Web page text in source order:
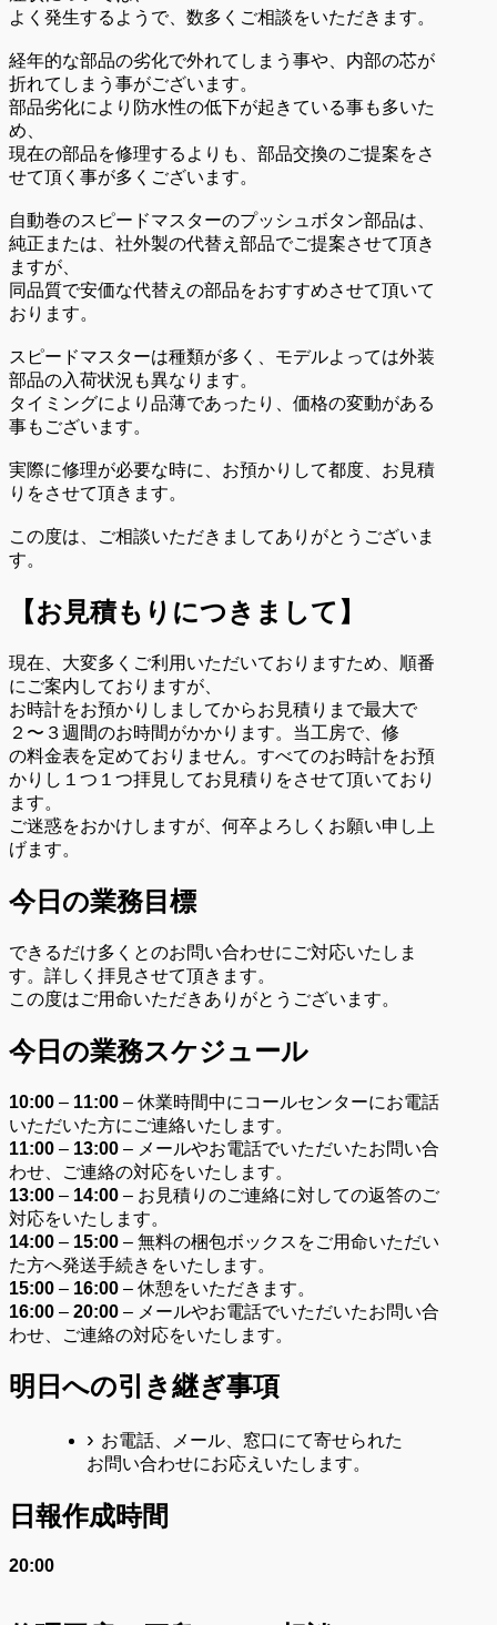
よく発生するようで、数多くご相談をいただきます。
経年的な部品の劣化で外れてしまう事や、内部の芯が
折れてしまう事がございます。
部品劣化により防水性の低下が起きている事も多いた
め、
現在の部品を修理するよりも、部品交換のご提案をさ
せて頂く事が多くございます。
自動巻のスピードマスターのプッシュボタン部品は、
純正または、社外製の代替え部品でご提案させて頂き
ますが、
同品質で安価な代替えの部品をおすすめさせて頂いて
おります。
スピードマスターは種類が多く、モデルよっては外装
部品の入荷状況も異なります。
タイミングにより品薄であったり、価格の変動がある
事もございます。
実際に修理が必要な時に、お預かりして都度、お見積
りをさせて頂きます。
この度は、ご相談いただきましてありがとうございま
す。
【お見積もりにつきまして】
現在、大変多くご利用いただいておりますため、順番
にご案内しておりますが、
お時計をお預かりしましてからお見積りまで最大で
２〜３週間のお時間がかかります。当工房で、修
の料金表を定めておりません。すべてのお時計をお預
かりし１つ１つ拝見してお見積りをさせて頂いており
ます。
ご迷惑をおかけしますが、何卒よろしくお願い申し上
げます。
今日の業務目標
できるだけ多くとのお問い合わせにご対応いたしま
す。詳しく拝見させて頂きます。
この度はご用命いただきありがとうございます。
今日の業務スケジュール
10:00 – 11:00 – 休業時間中にコールセンターにお電話
いただいた方にご連絡いたします。
11:00 – 13:00 – メールやお電話でいただいたお問い合
わせ、ご連絡の対応をいたします。
13:00 – 14:00 – お見積りのご連絡に対しての返答のご
対応をいたします。
14:00 – 15:00 – 無料の梱包ボックスをご用命いただい
た方へ発送手続きをいたします。
15:00 – 16:00 – 休憩をいただきます。
16:00 – 20:00 – メールやお電話でいただいたお問い合
わせ、ご連絡の対応をいたします。
明日への引き継ぎ事項
お電話、メール、窓口にて寄せられた
お問い合わせにお応えいたします。
日報作成時間
20:00